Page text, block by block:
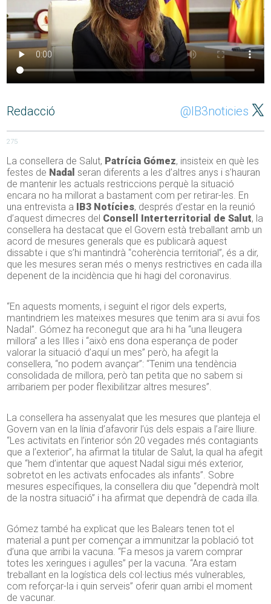
Redacció @IB3noticies
275
La consellera de Salut, Patrícia Gómez, insisteix en què les
festes de Nadal seran diferents a les d’altres anys i s’hauran
de mantenir les actuals restriccions perquè la situació
encara no ha millorat a bastament com per retirar-les. En
una entrevista a IB3 Notícies, després d’estar en la reunió
d’aquest dimecres del Consell Interterritorial de Salut, la
consellera ha destacat que el Govern està treballant amb un
acord de mesures generals que es publicarà aquest
dissabte i que s’hi mantindrà “coherència territorial”, és a dir,
que les mesures seran més o menys restrictives en cada illa
depenent de la incidència que hi hagi del coronavirus.
“En aquests moments, i seguint el rigor dels experts,
mantindriem les mateixes mesures que tenim ara si avui fos
Nadal”. Gómez ha reconegut que ara hi ha “una lleugera
millora” a les Illes i “això ens dona esperança de poder
valorar la situació d’aquí un mes” però, ha afegit la
consellera, “no podem avançar”: “Tenim una tendència
consolidada de millora, però tan petita que no sabem si
arribariem per poder flexibilitzar altres mesures”.
La consellera ha assenyalat que les mesures que planteja el
Govern van en la línia d’afavorir l’ús dels espais a l’aire lliure.
“Les activitats en l’interior són 20 vegades més contagiants
que a l’exterior”, ha afirmat la titular de Salut, la qual ha afegit
que “hem d’intentar que aquest Nadal sigui més exterior,
sobretot en les activats enfocades als infants”. Sobre
mesures específiques, la consellera diu que “dependrà molt
de la nostra situació” i ha afirmat que dependrà de cada illa.
Gómez també ha explicat que les Balears tenen tot el
material a punt per començar a immunitzar la població tot
d’una que arribi la vacuna. “Fa mesos ja varem comprar
totes les xeringues i agulles” per la vacuna. “Ara estam
treballant en la logística dels col·lectius més vulnerables,
com reforçar-la i quin serveis” oferir quan arribi el moment
de vacunar.